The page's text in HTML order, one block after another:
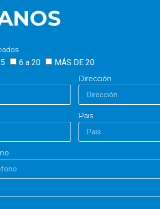
6 a 20 MÁS DE 20
Dirección
Pais